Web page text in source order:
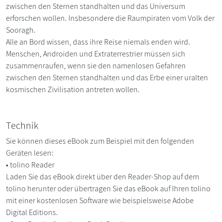
zwischen den Sternen standhalten und das Universum
erforschen wollen. Insbesondere die Raumpiraten vom Volk der
Sooragh.
Alle an Bord wissen, dass ihre Reise niemals enden wird.
Menschen, Androiden und Extraterrestrier müssen sich
zusammenraufen, wenn sie den namenlosen Gefahren
zwischen den Sternen standhalten und das Erbe einer uralten
kosmischen Zivilisation antreten wollen.
Technik
Sie können dieses eBook zum Beispiel mit den folgenden
Geräten lesen:
• tolino Reader
Laden Sie das eBook direkt über den Reader-Shop auf dem
tolino herunter oder übertragen Sie das eBook auf Ihren tolino
mit einer kostenlosen Software wie beispielsweise Adobe
Digital Editions.